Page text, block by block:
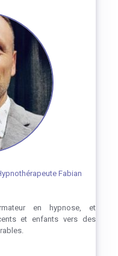
Fabian
en hypnose, et
et enfants vers des